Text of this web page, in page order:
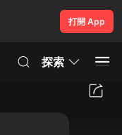
打開 App
探索